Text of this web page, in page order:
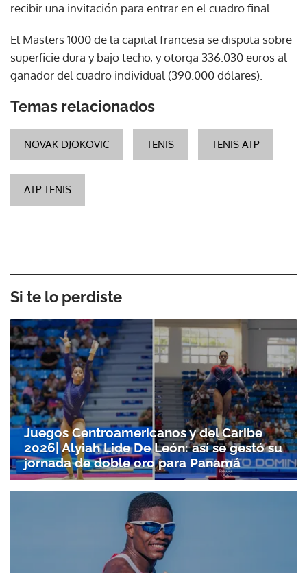
recibir una invitación para entrar en el cuadro final.
El Masters 1000 de la capital francesa se disputa sobre
superficie dura y bajo techo, y otorga 336.030 euros al
ganador del cuadro individual (390.000 dólares).
Temas relacionados
NOVAK DJOKOVIC TENIS TENIS ATP
ATP TENIS
Si te lo perdiste
Juegos Centroamericanos y del Caribe
2026| Alyiah Lide De León: así se gestó su
jornada de doble oro para Panamá